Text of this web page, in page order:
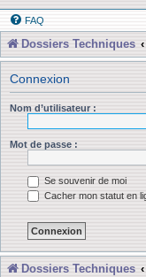
FAQ
Dossiers Techniques
Connexion
Nom d’utilisateur :
Mot de passe :
Se souvenir de moi
Cacher mon statut en
Dossiers Techniques